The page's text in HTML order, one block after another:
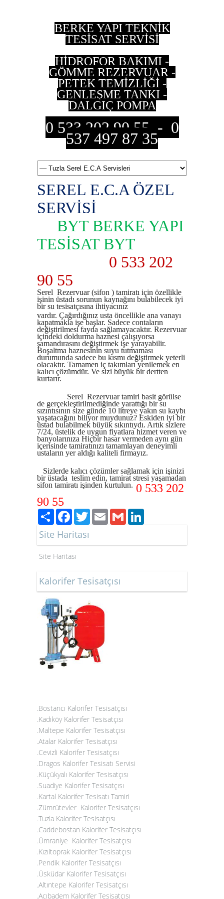
BERKE YAPI TEKNİK
TESİSAT SERVİSİ
HİDROFOR BAKIMI -
GÖMME REZERVUAR -
PETEK TEMİZLİĞİ -
GENLEŞME TANKI -
DALGIÇ POMPA
0 533 202 90 55 - 0
537 497 87 35
SEREL E.C.A ÖZEL
SERVİSİ
BYT BERKE YAPI
TESİSAT BYT
0 533 202
90 55
Serel Rezervuar (sifon ) tamiratı için özellikle
işinin üstadı sorunun kaynağını bulabilecek iyi
bir su tesisatçısına ihtiyacınız
vardır. Çağırdığınız usta öncellikle ana vanayı
kapatmakla işe başlar. Sadece contaların
değiştirilmesi fayda sağlamayacaktır. Rezervuar
içindeki doldurma haznesi çalışıyorsa
şamandırasını değiştirmek işe yarayabilir.
Boşaltma haznesinin suyu tutmaması
durumunda sadece bu kısmı değiştirmek yeterli
olacaktır. Tamamen iç takımları yenilemek en
kalıcı çözümdür. Ve sizi büyük bir dertten
kurtarır.
Serel Rezervuar tamiri basit görülse
de gerçekleştirilmediğinde yarattığı bir su
sızıntısının size günde 10 litreye yakın su kaybı
yaşatacağını biliyor muydunuz? Eskiden iyi bir
üstad bulabilmek büyük sıkıntıydı. Artık sizlere
7/24, üstelik de uygun fiyatlara hizmet veren ve
banyolarınıza Hiçbir hasar vermeden aynı gün
içerisinde tamiratınızı tamamlayan deneyimli
ustaların yer aldığı kaliteli firmayız.
Sizlerde kalıcı çözümler sağlamak için işinizi
bir üstada teslim edin, tamirat stresi yaşamadan
sifon tamiratı işinden kurtulun. 0 533 202
90 55
PaylaşFacebook
TwitterEmailGmail
Site Haritası
Site Haritası
Kalorifer Tesisatçısı
.Bostancı Kalorifer Tesisatçısı
.Kadıköy Kalorifer Tesisatçısı
.Maltepe Kalorifer Tesisatçısı
.Atalar Kalorifer Tesisatçısı
.Cevizli Kalorifer Tesisatçısı
.Dragos Kalorifer Tesisatı Servisi
.Küçükyalı Kalorifer Tesisatçısı
.Suadiye Kalorifer Tesisatçısı
.Kartal Kalorifer Tesisatı Tamiri
.Zümrütevler Kalorifer Tesisatçısı
.Tuzla Kalorifer Tesisatçısı
.Caddebostan Kalorifer Tesisatçısı
.Ümraniye Kalorifer Tesisatçısı
.Kızıltoprak Kalorifer Tesisatçısı
.Pendik Kalorifer Tesisatçısı
.Üsküdar Kalorifer Tesisatçısı
.Altıntepe Kalorifer Tesisatçısı
.Acıbadem Kalorifer Tesisatçısı